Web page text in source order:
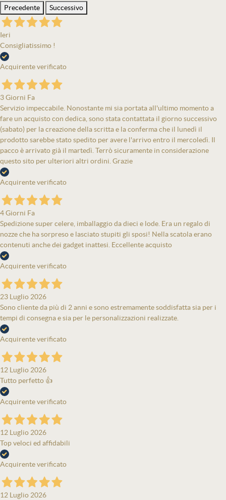
Precedente
Successivo
Ieri
Consigliatissimo !
Acquirente verificato
3 Giorni Fa
Servizio impeccabile. Nonostante mi sia portata all'ultimo momento a
fare un acquisto con dedica, sono stata contattata il giorno successivo
(sabato) per la creazione della scritta e la conferma che il lunedì il
prodotto sarebbe stato spedito per avere l'arrivo entro il mercoledì. Il
pacco è arrivato già il martedì. Terrò sicuramente in considerazione
questo sito per ulteriori altri ordini. Grazie
Acquirente verificato
4 Giorni Fa
Spedizione super celere, imballaggio da dieci e lode. Era un regalo di
nozze che ha sorpreso e lasciato stupiti gli sposi! Nella scatola erano
contenuti anche dei gadget inattesi. Eccellente acquisto
Acquirente verificato
23 Luglio 2026
Sono cliente da più di 2 anni e sono estremamente soddisfatta sia per i
tempi di consegna e sia per le personalizzazioni realizzate.
Acquirente verificato
12 Luglio 2026
Tutto perfetto 👍
Acquirente verificato
12 Luglio 2026
Top veloci ed affidabili
Acquirente verificato
12 Luglio 2026